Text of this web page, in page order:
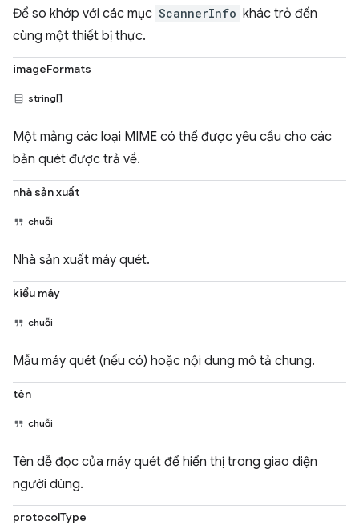
Để so khớp với các mục ScannerInfo khác trỏ đến
cùng một thiết bị thực.
imageFormats
string[]
Một mảng các loại MIME có thể được yêu cầu cho các
bản quét được trả về.
nhà sản xuất
chuỗi
Nhà sản xuất máy quét.
kiểu máy
chuỗi
Mẫu máy quét (nếu có) hoặc nội dung mô tả chung.
tên
chuỗi
Tên dễ đọc của máy quét để hiển thị trong giao diện
người dùng.
protocolType